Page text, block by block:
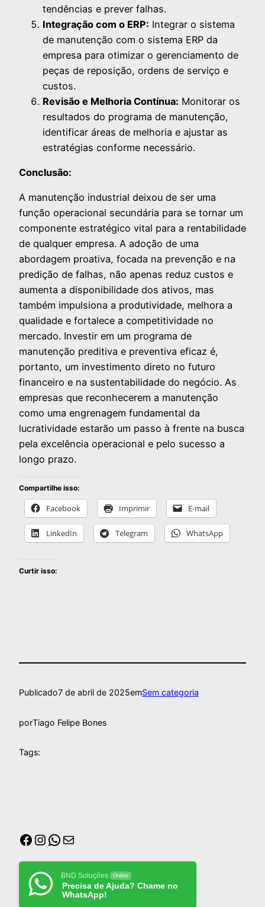
tendências e prever falhas.
Integração com o ERP: Integrar o sistema
de manutenção com o sistema ERP da
empresa para otimizar o gerenciamento de
peças de reposição, ordens de serviço e
custos.
Revisão e Melhoria Contínua: Monitorar os
resultados do programa de manutenção,
identificar áreas de melhoria e ajustar as
estratégias conforme necessário.
Conclusão:
A manutenção industrial deixou de ser uma
função operacional secundária para se tornar um
componente estratégico vital para a rentabilidade
de qualquer empresa. A adoção de uma
abordagem proativa, focada na prevenção e na
predição de falhas, não apenas reduz custos e
aumenta a disponibilidade dos ativos, mas
também impulsiona a produtividade, melhora a
qualidade e fortalece a competitividade no
mercado. Investir em um programa de
manutenção preditiva e preventiva eficaz é,
portanto, um investimento direto no futuro
financeiro e na sustentabilidade do negócio. As
empresas que reconhecerem a manutenção
como uma engrenagem fundamental da
lucratividade estarão um passo à frente na busca
pela excelência operacional e pelo sucesso a
longo prazo.
Compartilhe isso:
Facebook Imprimir E-mail
LinkedIn Telegram WhatsApp
Curtir isso:
Publicado7 de abril de 2025emSem categoria
porTiago Felipe Bones
Tags:
BND Soluções Online
Precisa de Ajuda? Chame no
WhatsApp!